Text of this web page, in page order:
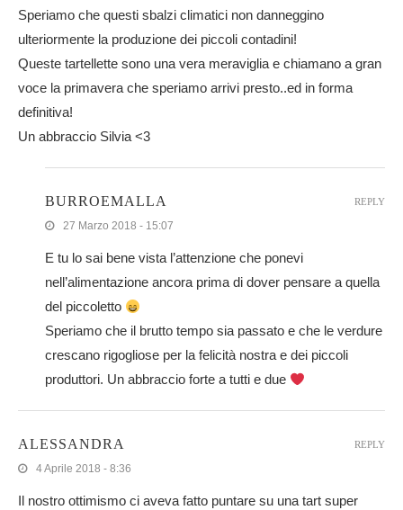
Speriamo che questi sbalzi climatici non danneggino
ulteriormente la produzione dei piccoli contadini!
Queste tartellette sono una vera meraviglia e chiamano a gran
voce la primavera che speriamo arrivi presto..ed in forma
definitiva!
Un abbraccio Silvia <3
BURROEMALLA
27 Marzo 2018 - 15:07
E tu lo sai bene vista l’attenzione che ponevi
nell’alimentazione ancora prima di dover pensare a quella
del piccoletto
Speriamo che il brutto tempo sia passato e che le verdure
crescano rigogliose per la felicità nostra e dei piccoli
produttori. Un abbraccio forte a tutti e due
REPLY
ALESSANDRA
4 Aprile 2018 - 8:36
Il nostro ottimismo ci aveva fatto puntare su una tart super
REPLY